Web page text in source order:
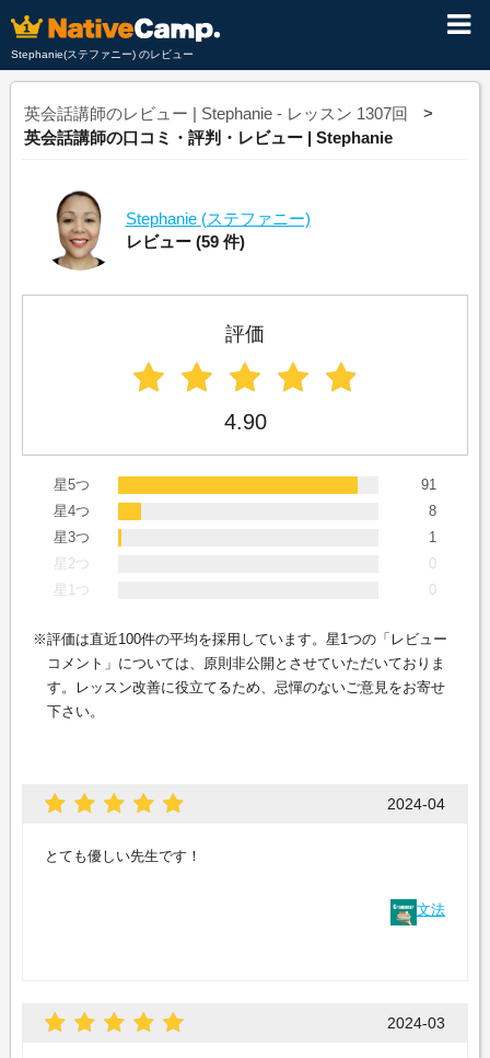
Stephanie(ステファニー) のレビュー
英会話講師のレビュー | Stephanie - レッスン 1307回
英会話講師の口コミ・評判・レビュー | Stephanie
Stephanie (ステファニー)
レビュー (59 件)
評価
4.90
星5つ
91
星4つ
8
星3つ
1
星2つ
0
星1つ
0
評価は直近100件の平均を採用しています。星1つの「レビュー
コメント」については、原則非公開とさせていただいておりま
す。レッスン改善に役立てるため、忌憚のないご意見をお寄せ
下さい。
2024-04
とても優しい先生です！
文法
2024-03